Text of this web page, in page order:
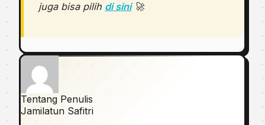
juga bisa pilih di sini🚀
Tentang Penulis
Jamilatun Safitri